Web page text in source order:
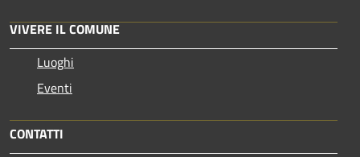
VIVERE IL COMUNE
Luoghi
Eventi
CONTATTI